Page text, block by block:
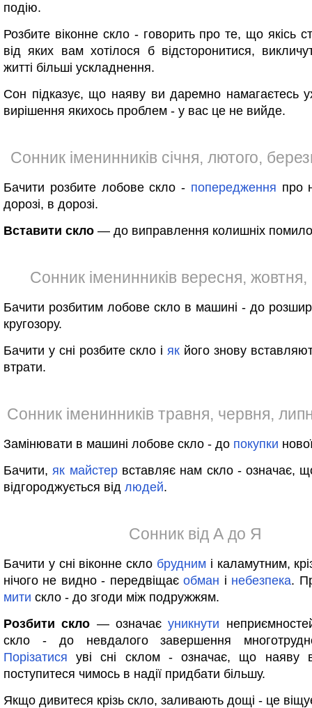
подію.
Розбите віконне скло - говорить про те, що якісь
від яких вам хотілося б відсторонитися,
житті більші ускладнення.
Сон підказує, що наяву ви даремно намагаєтесь
вирішення якихось проблем - у вас це не вийде.
Сонник іменинників січня, лютого,
Бачити розбите лобове скло - попередження про
дорозі, в дорозі.
Вставити скло — до виправлення колишніх
Сонник іменинників вересня, жовтня,
Бачити розбитим лобове скло в машині - до
кругозору.
Бачити у сні розбите скло і як його знову
втрати.
Сонник іменинників травня, червня,
Замінювати в машині лобове скло - до покупки
Бачити,як майстервставляє нам скло - означає,
відгороджується від людей.
Сонник від А до Я
Бачити у сні віконне скло брудним і каламутним,
нічого не видно - передвіщаєобман і небезпека.
мити скло - до згоди між подружжям.
Розбити скло — означаєуникнути
скло - до невдалого завершення
Порізатися уві сні склом - означає, що наяву
поступитеся чимось в надії придбати більшу.
Якщо дивитеся крізь скло, заливають дощі - це